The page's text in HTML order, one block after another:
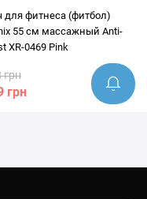
для фитнеса (фитбол)
55 см массажный Anti-
XR-0469 Pink
грн
грн